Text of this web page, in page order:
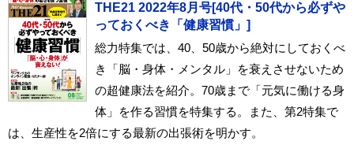
THE21 2022年8月号[40代・50代から必ずや
っておくべき「健康習慣」]
総力特集では、40、50歳から絶対にしておくべ
き「脳・身体・メンタル」を衰えさせないため
の超健康法を紹介。70歳まで「元気に働ける身
体」を作る習慣を特集する。また、第2特集で
は、生産性を2倍にする最新の出張術を明かす。